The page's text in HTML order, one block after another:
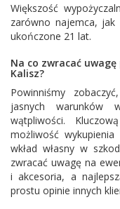
Większość
zarówno najemca,
ukończone 21 lat.
Na co zwracać
Kalisz?
Powinniśmy
jasnych warunków
wątpliwości.
możliwość
wkład własny w
zwracać uwagę na
i akcesoria, a
prostu opinie innych